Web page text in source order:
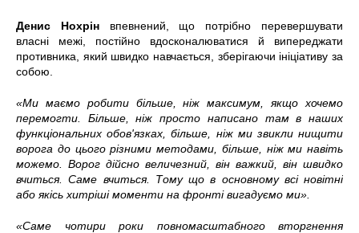
Денис Нохрін впевнений, що потрібно перевершувати
власні межі, постійно вдосконалюватися й випереджати
противника, який швидко навчається, зберігаючи ініціативу за
собою.
«Ми маємо робити більше, ніж максимум, якщо хочемо
перемогти. Більше, ніж просто написано там в наших
функціональних обов'язках, більше, ніж ми звикли нищити
ворога до цього різними методами, більше, ніж ми навіть
можемо. Ворог дійсно величезний, він важкий, він швидко
вчиться. Саме вчиться. Тому що в основному всі новітні
або якісь хитріші моменти на фронті вигадуємо ми».
«Саме чотири роки повномасштабного вторгнення